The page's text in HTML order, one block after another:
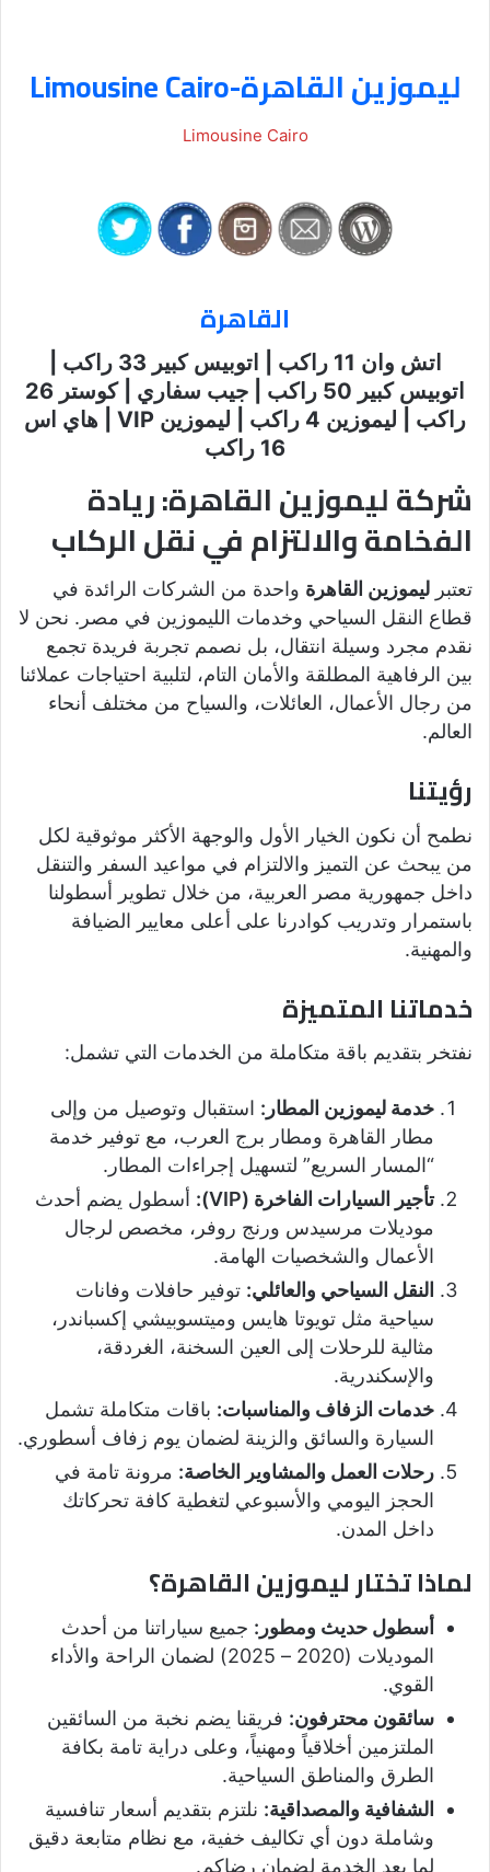
ليموزين القاهرة-Limousine Cairo
Limousine Cairo
القاهرة
اتش وان 11 راكب | اتوبيس كبير 33 راكب |
اتوبيس كبير 50 راكب | جيب سفاري | كوستر 26
راكب | ليموزين 4 راكب | ليموزين VIP | هاي اس
16 راكب
شركة ليموزين القاهرة: ريادة
الفخامة والالتزام في نقل الركاب
تعتبر ليموزين القاهرة واحدة من الشركات الرائدة في
قطاع النقل السياحي وخدمات الليموزين في مصر. نحن لا
نقدم مجرد وسيلة انتقال، بل نصمم تجربة فريدة تجمع
بين الرفاهية المطلقة والأمان التام، لتلبية احتياجات عملائنا
من رجال الأعمال، العائلات، والسياح من مختلف أنحاء
العالم.
رؤيتنا
نطمح أن نكون الخيار الأول والوجهة الأكثر موثوقية لكل
من يبحث عن التميز والالتزام في مواعيد السفر والتنقل
داخل جمهورية مصر العربية، من خلال تطوير أسطولنا
باستمرار وتدريب كوادرنا على أعلى معايير الضيافة
والمهنية.
خدماتنا المتميزة
نفتخر بتقديم باقة متكاملة من الخدمات التي تشمل:
خدمة ليموزين المطار: استقبال وتوصيل من وإلى
مطار القاهرة ومطار برج العرب، مع توفير خدمة
“المسار السريع” لتسهيل إجراءات المطار.
تأجير السيارات الفاخرة (VIP):
أسطول يضم أحدث
موديلات مرسيدس ورنج روفر، مخصص لرجال
الأعمال والشخصيات الهامة.
النقل السياحي والعائلي: توفير حافلات وفانات
سياحية مثل تويوتا هايس وميتسوبيشي إكسباندر،
مثالية للرحلات إلى العين السخنة، الغردقة،
والإسكندرية.
خدمات الزفاف والمناسبات: باقات متكاملة تشمل
السيارة والسائق والزينة لضمان يوم زفاف أسطوري.
رحلات العمل والمشاوير الخاصة: مرونة تامة في
الحجز اليومي والأسبوعي لتغطية كافة تحركاتك
داخل المدن.
لماذا تختار ليموزين القاهرة؟
أسطول حديث ومطور: جميع سياراتنا من أحدث
الموديلات (2020 – 2025) لضمان الراحة والأداء
القوي.
سائقون محترفون: فريقنا يضم نخبة من السائقين
الملتزمين أخلاقياً ومهنياً، وعلى دراية تامة بكافة
الطرق والمناطق السياحية.
الشفافية والمصداقية: نلتزم بتقديم أسعار تنافسية
وشاملة دون أي تكاليف خفية، مع نظام متابعة دقيق
لما بعد الخدمة لضمان رضاكم.